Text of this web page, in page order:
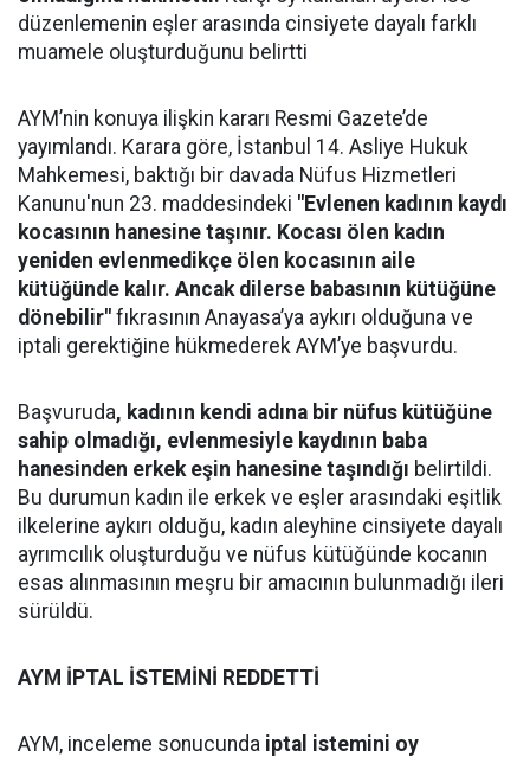
düzenlemenin eşler arasında cinsiyete dayalı farklı
muamele oluşturduğunu belirtti
AYM’nin konuya ilişkin kararı Resmi Gazete’de
yayımlandı. Karara göre, İstanbul 14. Asliye Hukuk
Mahkemesi, baktığı bir davada Nüfus Hizmetleri
Kanunu'nun 23. maddesindeki "Evlenen kadının kaydı
kocasının hanesine taşınır. Kocası ölen kadın
yeniden evlenmedikçe ölen kocasının aile
kütüğünde kalır. Ancak dilerse babasının kütüğüne
dönebilir" fıkrasının Anayasa’ya aykırı olduğuna ve
iptali gerektiğine hükmederek AYM’ye başvurdu.
Başvuruda, kadının kendi adına bir nüfus kütüğüne
sahip olmadığı, evlenmesiyle kaydının baba
hanesinden erkek eşin hanesine taşındığı belirtildi.
Bu durumun kadın ile erkek ve eşler arasındaki eşitlik
ilkelerine aykırı olduğu, kadın aleyhine cinsiyete dayalı
ayrımcılık oluşturduğu ve nüfus kütüğünde kocanın
esas alınmasının meşru bir amacının bulunmadığı ileri
sürüldü.
AYM İPTAL İSTEMİNİ REDDETTİ
AYM, inceleme sonucunda iptal istemini oy